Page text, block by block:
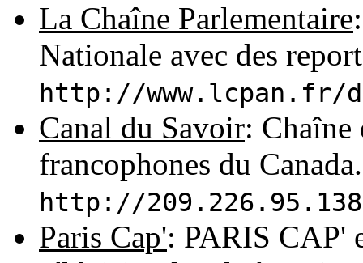
La Chaîne Parlementaire
Nationale avec des
http://www.lcpan.fr/
Canal du Savoir: Chaîne
francophones du Canada.
http://
Paris Cap': PARIS CAP'